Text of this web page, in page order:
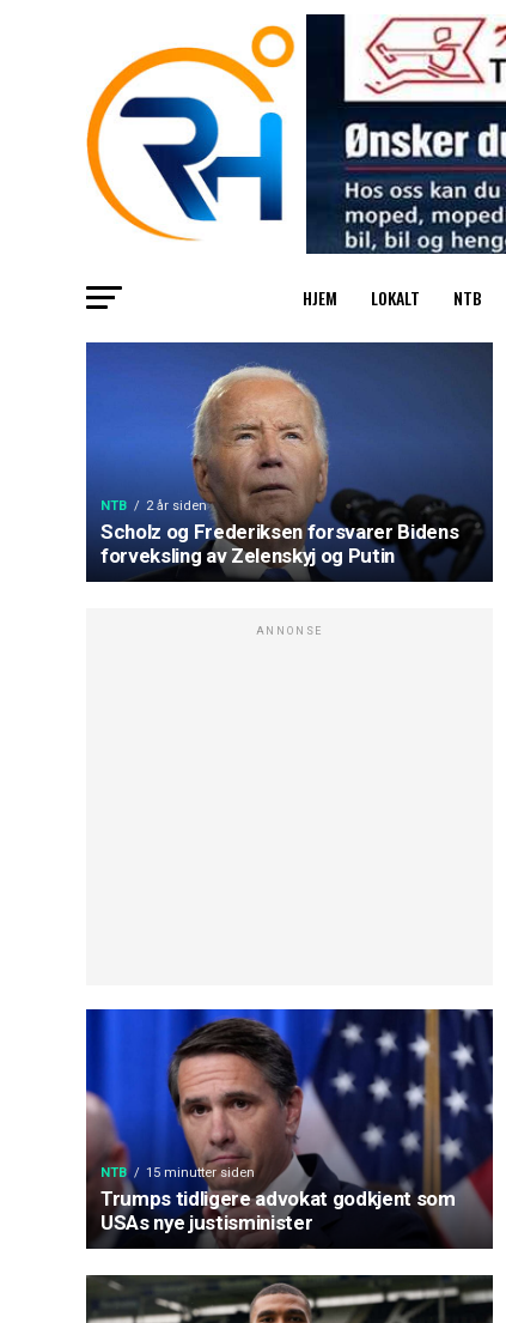
HJEM LOKALT NTB
NTB 2 år siden
Scholz og Frederiksen forsvarer Bidens
forveksling av Zelenskyj og Putin
ANNONSE
NTB 15 minutter siden
Trumps tidligere advokat godkjent som
USAs nye justisminister